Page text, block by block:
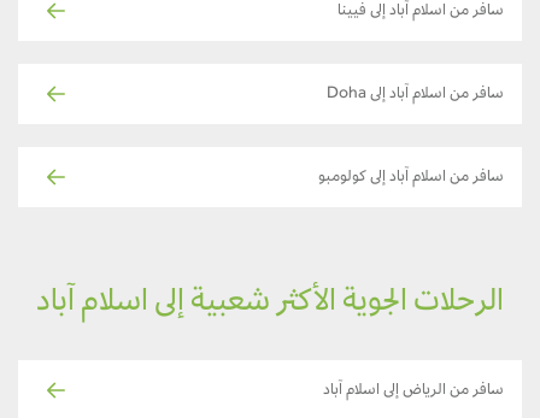
سافر من اسلام آباد إلى فيينا
سافر من اسلام آباد إلى Doha
سافر من اسلام آباد إلى كولومبو
الرحلات الجوية الأكثر شعبية إلى اسلام آباد
سافر من الرياض إلى اسلام آباد